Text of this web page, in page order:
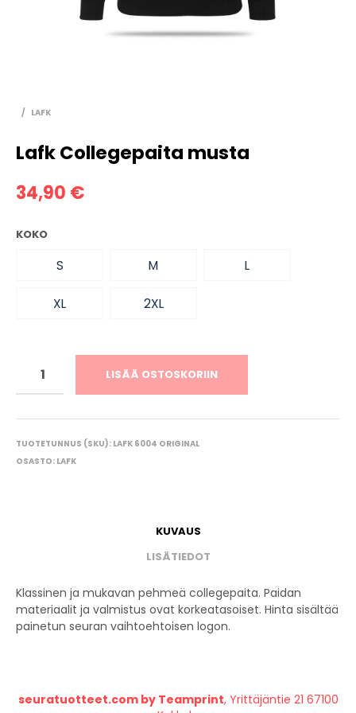
/ LAFK
Lafk Collegepaita musta
34,90 €
KOKO
S M L
XL 2XL
LISÄÄ OSTOSKORIIN
TUOTETUNNUS (SKU): LAFK 6004 ORIGINAL
OSASTO: LAFK
KUVAUS
LISÄTIEDOT
Klassinen ja mukavan pehmeä collegepaita. Paidan
materiaalit ja valmistus ovat korkeatasoiset. Hinta sisältää
painetun seuran vaihtoehtoisen logon.
seuratuotteet.com by Teamprint, Yrittäjäntie 21 67100